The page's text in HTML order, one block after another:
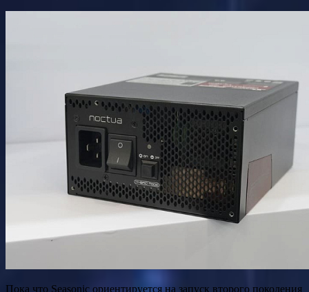
Пока что Seasonic ориентируется на запуск второго поколения